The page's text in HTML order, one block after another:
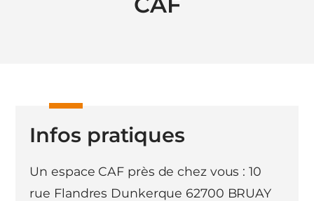
Infos pratiques
Un espace CAF près de chez vous : 10
rue Flandres Dunkerque 62700 BRUAY